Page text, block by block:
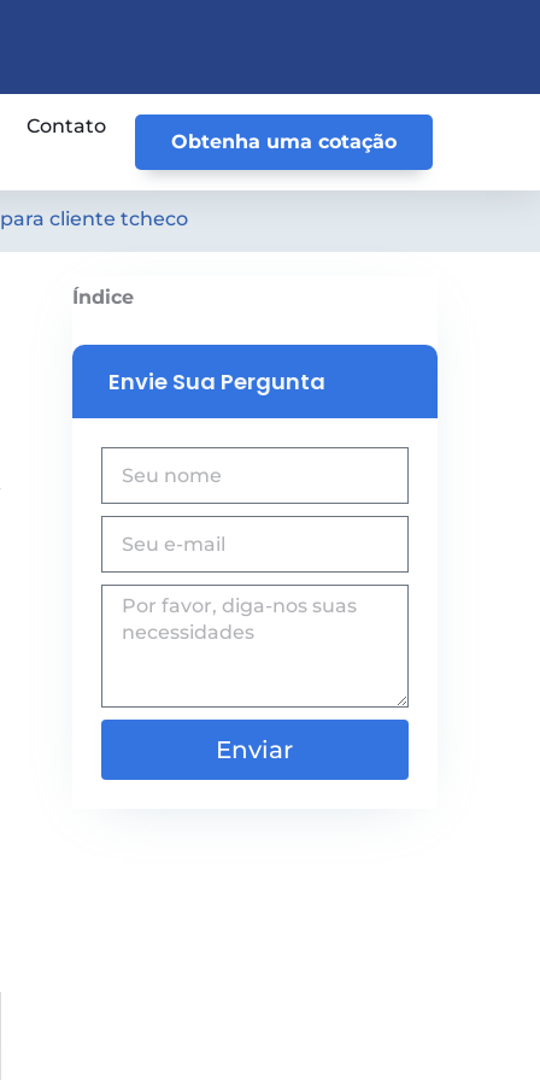
Contato
Obtenha uma cotação
cliente tcheco
Índice
Envie Sua Pergunta
Enviar